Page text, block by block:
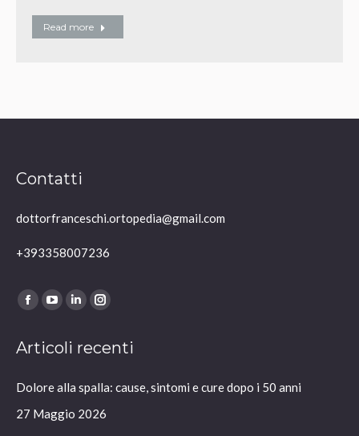
Read more
Contatti
dottorfranceschi.ortopedia@gmail.com
+393358007236
Ci puoi trovare su:
Facebook
opens
new
window
YouTube
opens
new
window
Linkedin
opens
new
window
Instagram
opens
new
window
Articoli recenti
Dolore alla spalla: cause, sintomi e cure dopo i 50 anni
27 Maggio 2026